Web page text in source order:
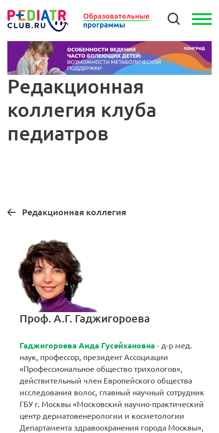
Редакционная
коллегия клуба
педиатров
Редакционная коллегия
Проф. А.Г. Гаджигороева
Гаджигороева Аида Гусейхановна - д-р мед.
наук, профессор, президент Ассоциации
«Профессиональное общество трихологов»,
действительный член Европейского общества
исследования волос, главный научный сотрудник
ГБУ г. Москвы «Московский научно-практический
центр дерматовенерологии и косметологии
Департамента здравоохранения города Москвы»,